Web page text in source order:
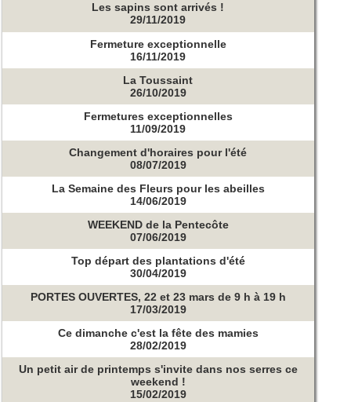
Les sapins sont arrivés !
29/11/2019
Fermeture exceptionnelle
16/11/2019
La Toussaint
26/10/2019
Fermetures exceptionnelles
11/09/2019
Changement d'horaires pour l'été
08/07/2019
La Semaine des Fleurs pour les abeilles
14/06/2019
WEEKEND de la Pentecôte
07/06/2019
Top départ des plantations d'été
30/04/2019
PORTES OUVERTES, 22 et 23 mars de 9 h à 19 h
17/03/2019
Ce dimanche c'est la fête des mamies
28/02/2019
Un petit air de printemps s'invite dans nos serres ce
weekend !
15/02/2019